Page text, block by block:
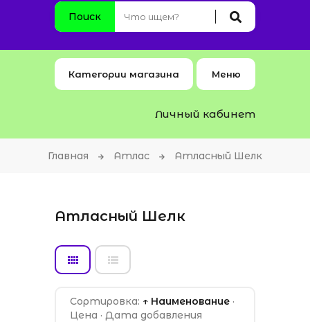
Поиск
Категории магазина Меню
Личный кабинет
Главная Атлас Атласный Шелк
Атласный Шелк
Сортировка: ↑ Наименование ·
Цена · Дата добавления